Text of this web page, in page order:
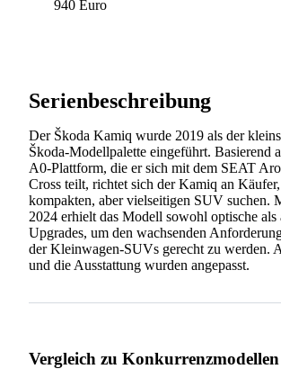
940 Euro
Serienbeschreibung
Der Škoda Kamiq wurde 2019 als der
Škoda-Modellpalette eingeführt. Basierend
A0-Plattform, die er sich mit dem SEAT
Cross teilt, richtet sich der Kamiq an
kompakten, aber vielseitigen SUV suchen.
2024 erhielt das Modell sowohl optische als
Upgrades, um den wachsenden
der Kleinwagen-SUVs gerecht zu werden.
und die Ausstattung wurden angepasst.
Vergleich zu Konkurrenzmodellen